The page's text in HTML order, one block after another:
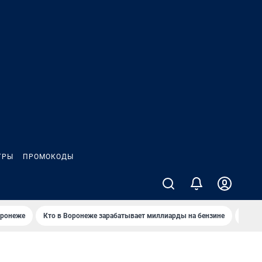
ПРОМОКОДЫ
Кто в Воронеже зарабатывает миллиарды на бензине